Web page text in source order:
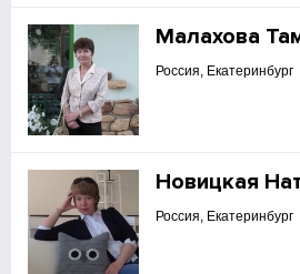
Малахова
Россия, Екатеринбург
Новицкая
Россия, Екатеринбург